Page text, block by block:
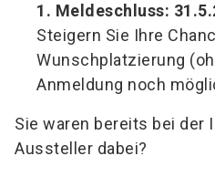
1. Meldeschluss:
Steigern Sie Ihre
Wunschplatzierung
Anmeldung noch
Sie waren bereits bei der
Aussteller dabei?